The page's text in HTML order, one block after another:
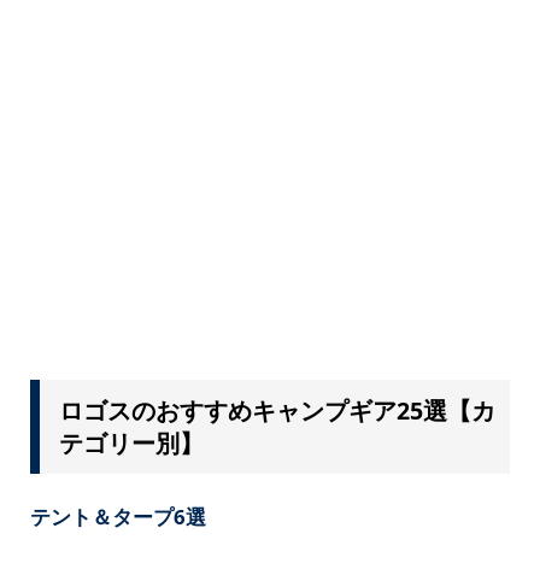
ロゴスのおすすめキャンプギア25選【カ
テゴリー別】
テント＆タープ6選